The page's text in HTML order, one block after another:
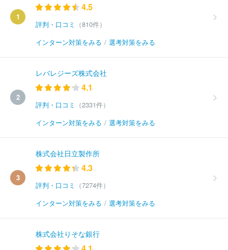
1
4.5
評判・口コミ
（810件）
インターン対策をみる / 選考対策をみる
2
レバレジーズ株式会社
4.1
評判・口コミ
（2331件）
インターン対策をみる / 選考対策をみる
3
株式会社日立製作所
4.3
評判・口コミ
（7274件）
インターン対策をみる / 選考対策をみる
株式会社りそな銀行